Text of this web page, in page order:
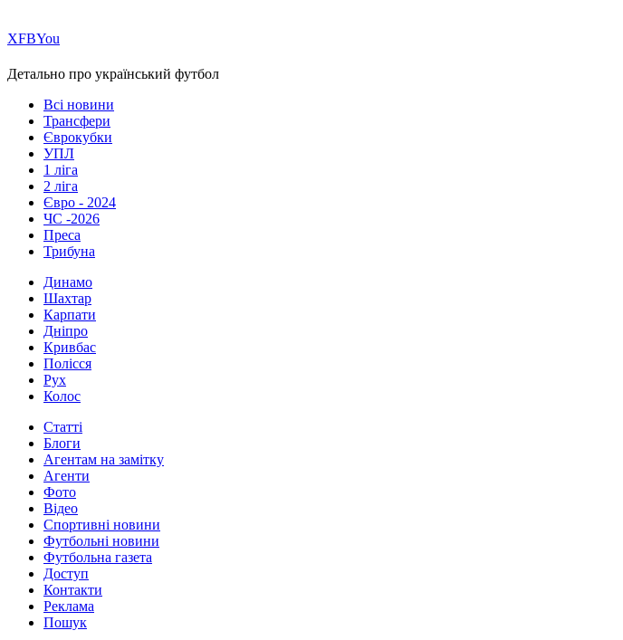
ХFBYou
Детально про український футбол
Всі новини
Трансфери
Єврокубки
УПЛ
1 ліга
2 ліга
Євро - 2024
ЧС -2026
Преса
Трибуна
Динамо
Шахтар
Карпати
Дніпро
Кривбас
Полісся
Рух
Колос
Статті
Блоги
Агентам на замітку
Агенти
Фото
Відео
Спортивні новини
Футбольні новини
Футбольна газета
Доступ
Контакти
Реклама
Пошук